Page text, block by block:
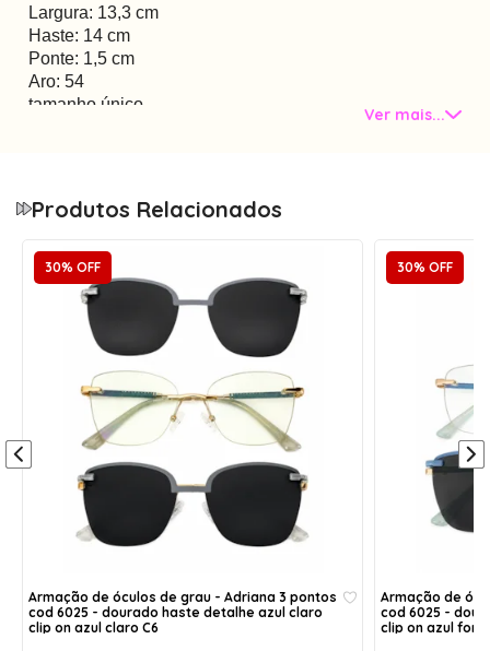
Largura: 13,3 cm
Haste: 14 cm
Ponte: 1,5 cm
Aro: 54
tamanho único
Altura:
4,5 cm
Largura:
13,3 cm
Ponte:
1,5 cm
14 cm
Aro:
Largura da Armação
Ponte
1,5 cm
Haste
Ver mais...
Produtos Relacionados
30% OFF
Armação de óculos de grau - Adriana 3 pontos
cod 6025 - dourado haste detalhe azul claro
clip on azul claro C6
30% OFF
Armação de
cod 6025 -
clip on azul